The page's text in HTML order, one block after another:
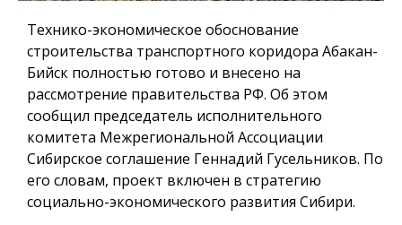
Технико-экономическое обоснование
строительства транспортного коридора Абакан-
Бийск полностью готово и внесено на
рассмотрение правительства РФ. Об этом
сообщил председатель исполнительного
комитета Межрегиональной Ассоциации
Сибирское соглашение Геннадий Гусельников. По
его словам, проект включен в стратегию
социально-экономического развития Сибири.